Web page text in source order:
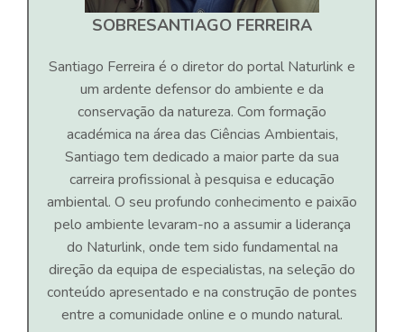
SOBRESANTIAGO FERREIRA
Santiago Ferreira é o diretor do portal Naturlink e
um ardente defensor do ambiente e da
conservação da natureza. Com formação
académica na área das Ciências Ambientais,
Santiago tem dedicado a maior parte da sua
carreira profissional à pesquisa e educação
ambiental. O seu profundo conhecimento e paixão
pelo ambiente levaram-no a assumir a liderança
do Naturlink, onde tem sido fundamental na
direção da equipa de especialistas, na seleção do
conteúdo apresentado e na construção de pontes
entre a comunidade online e o mundo natural.